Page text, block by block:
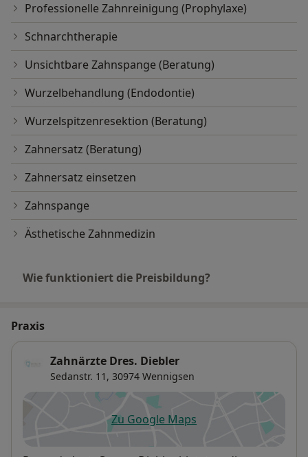
Professionelle Zahnreinigung (Prophylaxe)
Schnarchtherapie
Unsichtbare Zahnspange (Beratung)
Wurzelbehandlung (Endodontie)
Wurzelspitzenresektion (Beratung)
Zahnersatz (Beratung)
Zahnersatz einsetzen
Zahnspange
Ästhetische Zahnmedizin
Wie funktioniert die Preisbildung?
Praxis
Zahnärzte Dres. Diebler
Sedanstr. 11, 30974 Wennigsen
Zu Google Mapsöffnet in einer neuen